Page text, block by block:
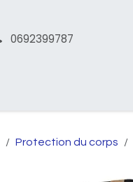
0692399787
Protection du corps